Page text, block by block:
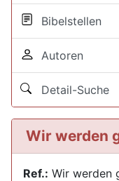
Bibelstellen
Autoren
Detail-Suche
Wir werden
Ref.: Wir werden